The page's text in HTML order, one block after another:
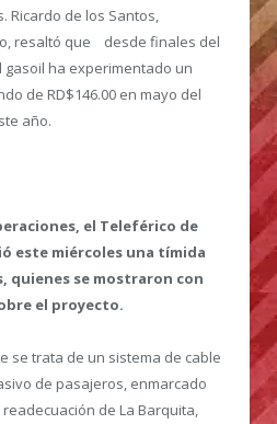
Ricardo de los Santos,
resaltó que desde finales del
ha experimentado un
de RD$146.00 en mayo del
año.
el Teleférico de
este miércoles una tímida
quienes se mostraron con
el proyecto.
se trata de un sistema de cable
de pasajeros, enmarcado
de La Barquita,